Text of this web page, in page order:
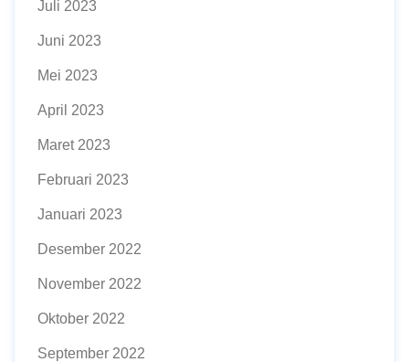
Juli 2023
Juni 2023
Mei 2023
April 2023
Maret 2023
Februari 2023
Januari 2023
Desember 2022
November 2022
Oktober 2022
September 2022